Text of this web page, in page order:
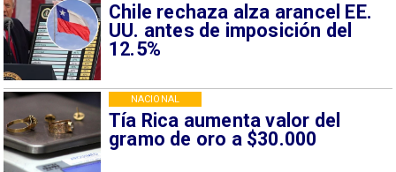
Chile rechaza alza arancel EE.
UU. antes de imposición del
12.5%
Tía Rica aumenta valor del
gramo de oro a $30.000
NACIONAL